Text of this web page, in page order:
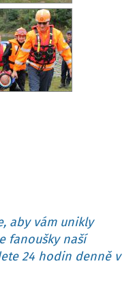
aby vám unikly
fanoušky naší
24 hodin denně v